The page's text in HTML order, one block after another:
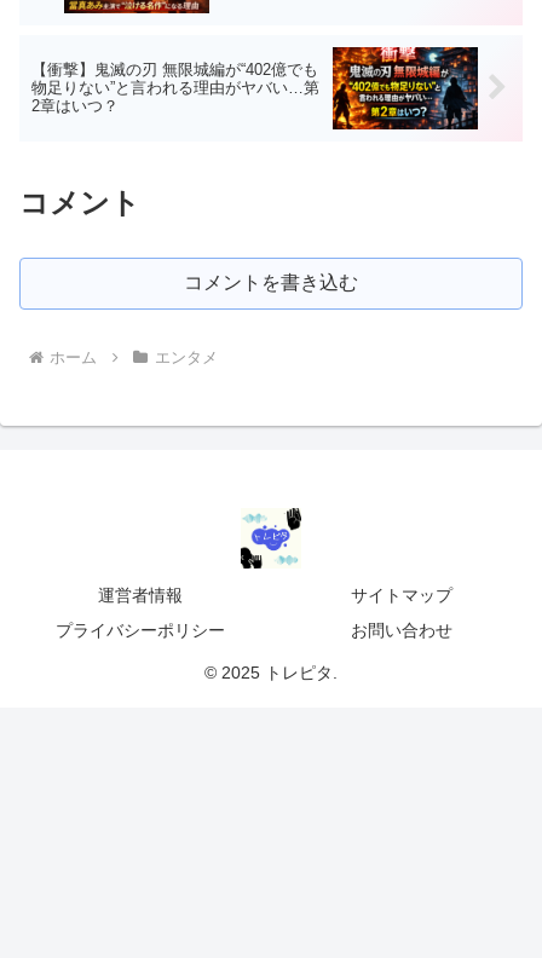
【衝撃】鬼滅の刃 無限城編が“402億でも
物足りない”と言われる理由がヤバい…第
2章はいつ？
コメント
コメントを書き込む
ホーム エンタメ
運営者情報
サイトマップ
プライバシーポリシー
お問い合わせ
© 2025 トレピタ.